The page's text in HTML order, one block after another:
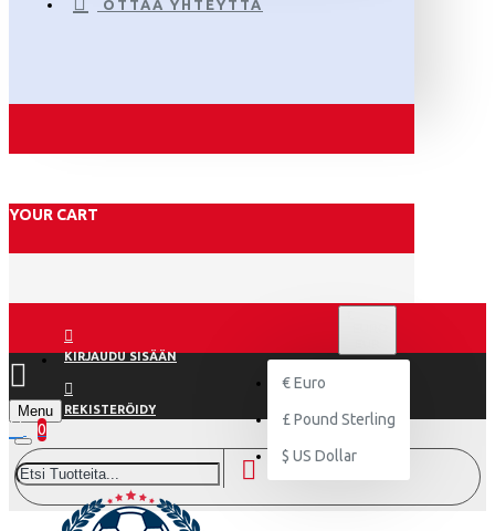
OTTAA YHTEYTTÄ
YOUR CART
KIRJAUDU SISÄÄN
REKISTERÖIDY
€ Euro
£ Pound Sterling
$ US Dollar
Menu
0